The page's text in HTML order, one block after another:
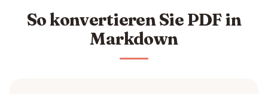
So konvertieren Sie PDF in
Markdown